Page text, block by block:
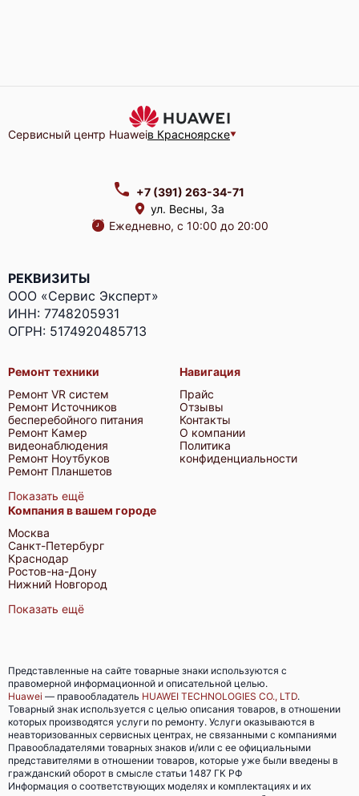
Huawei FusionServer RH1288 v3
Huawei FusionServer Pro 2298 V5
Huawei FusionServer 5885H V5
Сервисный центр Huaweiв Красноярске
+7 (391) 263-34-71
ул. Весны, 3а
Ежедневно, с 10:00 до 20:00
РЕКВИЗИТЫ
ООО «Сервис Эксперт»
ИНН: 7748205931
ОГРН: 5174920485713
Ремонт техники
Ремонт VR систем
Ремонт Источников
бесперебойного питания
Ремонт Камер
видеонаблюдения
Ремонт Ноутбуков
Ремонт Планшетов
Показать ещё
Компания в вашем городе
Москва
Санкт-Петербург
Краснодар
Ростов-на-Дону
Нижний Новгород
Показать ещё
Навигация
Прайс
Отзывы
Контакты
О компании
Политика
конфиденциальности
Представленные на сайте товарные знаки используются с
правомерной информационной и описательной целью.
Huawei — правообладатель HUAWEI TECHNOLOGIES CO., LTD.
Товарный знак используется с целью описания товаров, в отношении
которых производятся услуги по ремонту. Услуги оказываются в
неавторизованных сервисных центрах, не связанными с компаниями
Правообладателями товарных знаков и/или с ее официальными
представителями в отношении товаров, которые уже были введены в
гражданский оборот в смысле статьи 1487 ГК РФ
Информация о соответствующих моделях и комплектациях и их